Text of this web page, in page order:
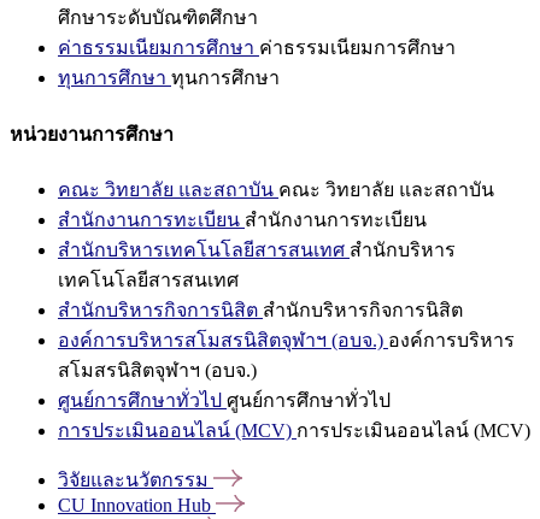
ศึกษาระดับบัณฑิตศึกษา
ค่าธรรมเนียมการศึกษา ค่าธรรมเนียมการศึกษา
ทุนการศึกษา ทุนการศึกษา
หน่วยงานการศึกษา
คณะ วิทยาลัย และสถาบัน คณะ วิทยาลัย และสถาบัน
สำนักงานการทะเบียน สำนักงานการทะเบียน
สำนักบริหารเทคโนโลยีสารสนเทศ สำนักบริหาร
เทคโนโลยีสารสนเทศ
สำนักบริหารกิจการนิสิต สำนักบริหารกิจการนิสิต
องค์การบริหารสโมสรนิสิตจุฬาฯ (อบจ.) องค์การบริหาร
สโมสรนิสิตจุฬาฯ (อบจ.)
ศูนย์การศึกษาทั่วไป ศูนย์การศึกษาทั่วไป
การประเมินออนไลน์ (MCV) การประเมินออนไลน์ (MCV)
วิจัยและนวัตกรรม
CU Innovation Hub